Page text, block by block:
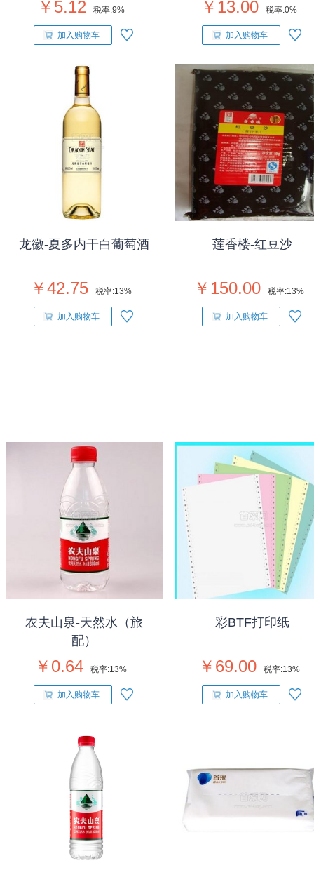
￥5.12 税率:9%
加入购物车
￥13.00 税率:0%
加入购物车
龙徽-夏多内干白葡萄酒
￥42.75 税率:13%
加入购物车
莲香楼-红豆沙
￥150.00 税率:13%
加入购物车
农夫山泉-天然水（旅
配）
￥0.64 税率:13%
加入购物车
彩BTF打印纸
￥69.00 税率:13%
加入购物车